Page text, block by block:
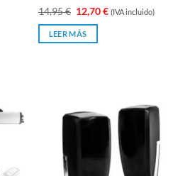
Valorado
con
de
14,95€ El
precio
original
era:
12,70€El
precio
(IVA incluido)
LEER MÁS